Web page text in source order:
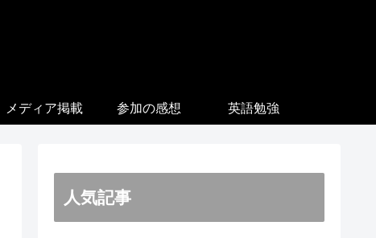
メディア掲載 参加の感想 英語勉強
人気記事